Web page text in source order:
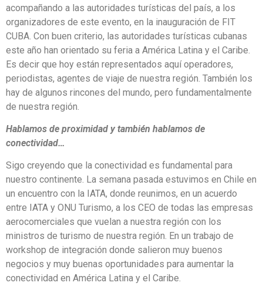
acompañando a las autoridades turísticas del país, a los
organizadores de este evento, en la inauguración de FIT
CUBA. Con buen criterio, las autoridades turísticas cubanas
este año han orientado su feria a América Latina y el Caribe.
Es decir que hoy están representados aquí operadores,
periodistas, agentes de viaje de nuestra región. También los
hay de algunos rincones del mundo, pero fundamentalmente
de nuestra región.
Hablamos de proximidad y también hablamos de
conectividad…
Sigo creyendo que la conectividad es fundamental para
nuestro continente. La semana pasada estuvimos en Chile en
un encuentro con la IATA, donde reunimos, en un acuerdo
entre IATA y ONU Turismo, a los CEO de todas las empresas
aerocomerciales que vuelan a nuestra región con los
ministros de turismo de nuestra región. En un trabajo de
workshop de integración donde salieron muy buenos
negocios y muy buenas oportunidades para aumentar la
conectividad en América Latina y el Caribe.